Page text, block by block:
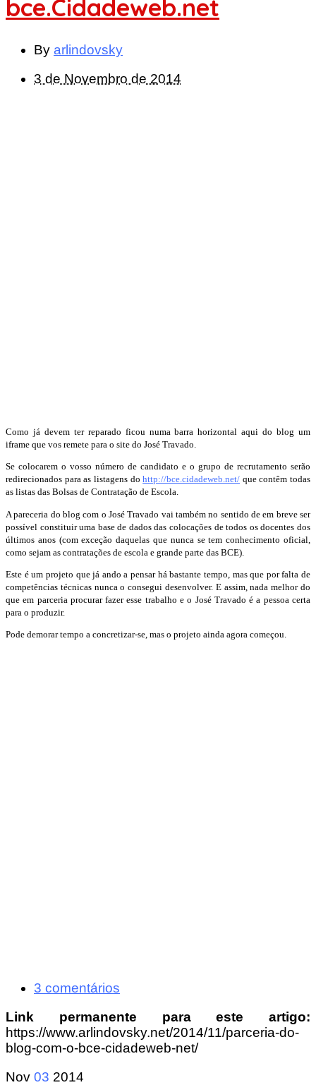
bce.Cidadeweb.net
By arlindovsky
3 de Novembro de 2014
Como já devem ter reparado ficou numa barra horizontal aqui do blog um
iframe que vos remete para o site do José Travado.
Se colocarem o vosso número de candidato e o grupo de recrutamento serão
redirecionados para as listagens dohttp://bce.cidadeweb.net/ que contêm todas
as listas das Bolsas de Contratação de Escola.
A pareceria do blog com o José Travado vai também no sentido de em breve ser
possível constituir uma base de dados das colocações de todos os docentes dos
últimos anos (com exceção daquelas que nunca se tem conhecimento oficial,
como sejam as contratações de escola e grande parte das BCE).
Este é um projeto que já ando a pensar há bastante tempo, mas que por falta de
competências técnicas nunca o consegui desenvolver. E assim, nada melhor do
que em parceria procurar fazer esse trabalho e o José Travado é a pessoa certa
para o produzir.
Pode demorar tempo a concretizar-se, mas o projeto ainda agora começou.
3 comentários
Link permanente para este artigo:
https://www.arlindovsky.net/2014/11/parceria-do-
blog-com-o-bce-cidadeweb-net/
Nov 03 2014